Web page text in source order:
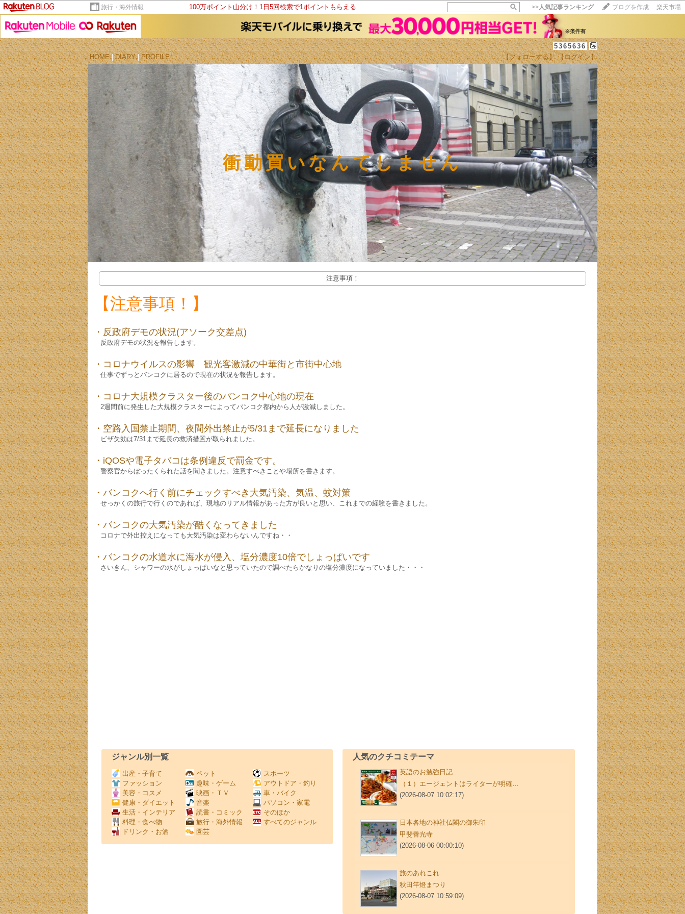
旅行・海外情報 100万ポイント山分け！1日5回検索で1ポイントもらえる >>人気記事ランキング ブログを作成 楽天市場
5365636
HOME|DIARY|PROFILE 【フォローする】 【ログイン】
衝動買いなんてしません
注意事項！
【注意事項！】
・反政府デモの状況(アソーク交差点)
反政府デモの状況を報告します。
・コロナウイルスの影響 観光客激減の中華街と市街中心地
仕事でずっとバンコクに居るので現在の状況を報告します。
・コロナ大規模クラスター後のバンコク中心地の現在
2週間前に発生した大規模クラスターによってバンコク都内から人が激減しました。
・空路入国禁止期間、夜間外出禁止が5/31まで延長になりました
ビザ失効は7/31まで延長の救済措置が取られました。
・iQOSや電子タバコは条例違反で罰金です。
警察官からぼったくられた話を聞きました。注意すべきことや場所を書きます。
・バンコクへ行く前にチェックすべき大気汚染、気温、蚊対策
せっかくの旅行で行くのであれば、現地のリアル情報があった方が良いと思い、これまでの経験を書きました。
・バンコクの大気汚染が酷くなってきました
コロナで外出控えになっても大気汚染は変わらないんですね・・
・バンコクの水道水に海水が侵入、塩分濃度10倍でしょっぱいです
さいきん、シャワーの水がしょっぱいなと思っていたので調べたらかなりの塩分濃度になっていました・・・
ジャンル別一覧
出産・子育て
ファッション
美容・コスメ
健康・ダイエット
生活・インテリア
料理・食べ物
ドリンク・お酒
ペット
趣味・ゲーム
映画・ＴＶ
音楽
読書・コミック
旅行・海外情報
園芸
スポーツ
アウトドア・釣り
車・バイク
パソコン・家電
そのほか
すべてのジャンル
人気のクチコミテーマ
英語のお勉強日記
（１）エージェントはライターが明確…
(2026-08-07 10:02:17)
日本各地の神社仏閣の御朱印
甲斐善光寺
(2026-08-06 00:00:10)
旅のあれこれ
秋田竿燈まつり
(2026-08-07 10:59:09)